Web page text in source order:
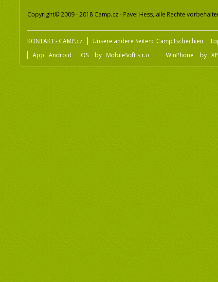
Copyright© 2009 - 2018 Camp.cz - Pavel Hess, alle Rechte
KONTAKT - CAMP.cz Unsere andere Seiten: CampTschechien
App: Android iOS by MobileSoft s.r.o WinPhone by